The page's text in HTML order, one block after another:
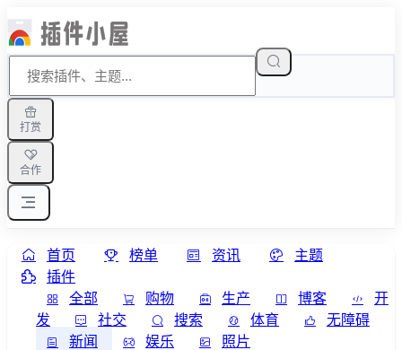
打赏
合作
首页 榜单 资讯
主题
插件
全部
购物 生产 博客
开
发
社交 搜索 体育
无障碍
新闻
娱乐
照片